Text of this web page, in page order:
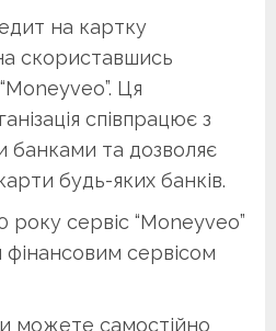
на картку
скориставшись
Ця
співпрацює з
банками та дозволяє
будь-яких банків.
року сервіс “Moneyveo”
сервісом
можете самостійно